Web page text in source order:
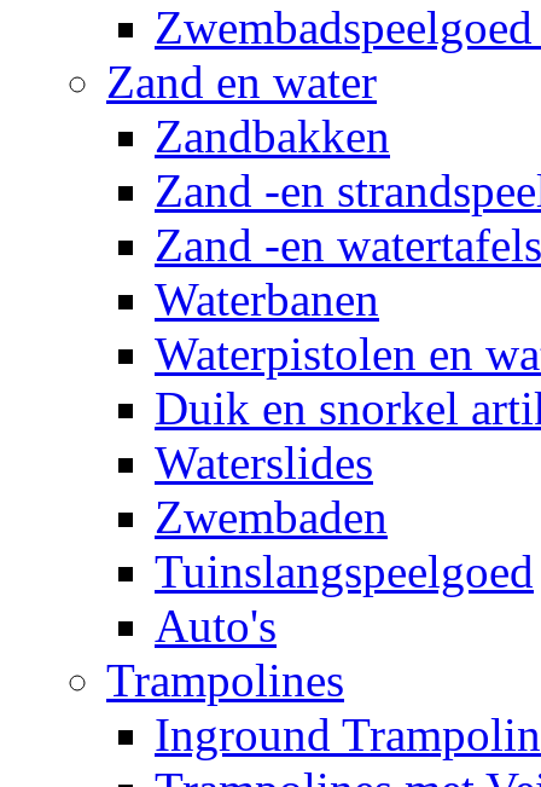
Zand en water
Zandbakken
Zand -en
Zand -en watertafels
Waterbanen
Waterpistolen en
Duik en snorkel
Waterslides
Zwembaden
Tuinslangspeelgoed
Auto's
Trampolines
Inground